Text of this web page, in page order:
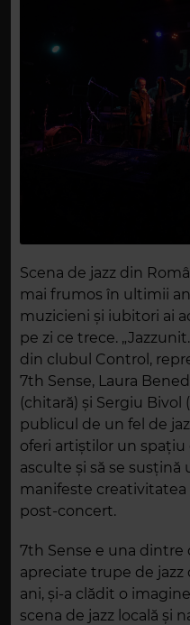
Scena de jazz din
mai frumos în ultimii
muzicieni și iubitori ai
pe zi ce trece.
din clubul Control,
7th Sense, Laura
(chitară) și Sergiu
publicul de un fel de
oferi artiștilor un spațiu
asculte și să se susțină
manifeste
post-concert.
7th Sense e una dintre
apreciate trupe de
ani, și-a clădit o
scena de jazz locală și